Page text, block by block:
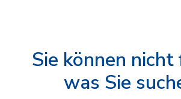
Sie können nicht
was Sie